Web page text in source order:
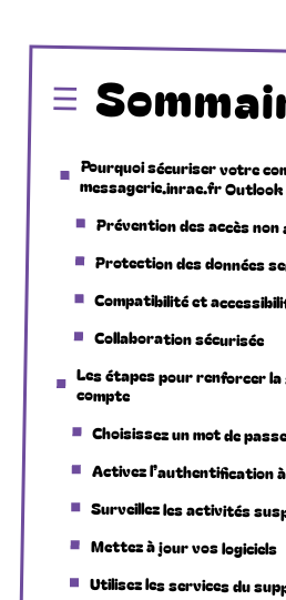
Pourquoi sécuriser votre
messagerie.inrae.fr
Prévention des accès
Protection des données
Compatibilité et
Collaboration sécurisée
Les étapes pour renforcer
compte
Choisissez un mot de
Activez l’authentification
Surveillez les activités
Mettez à jour vos logiciels
Utilisez les services du